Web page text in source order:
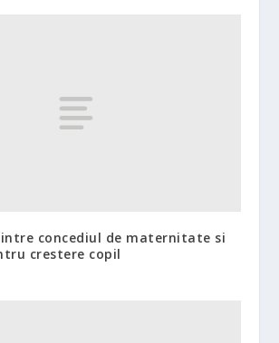
concediul de maternitate si
crestere copil